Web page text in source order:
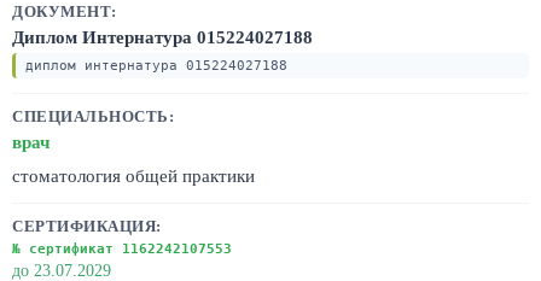
Диплом Интернатура 015224027188
диплом интернатура 015224027188
врач
стоматология общей практики
№ сертификат 1162242107553
до 23.07.2029